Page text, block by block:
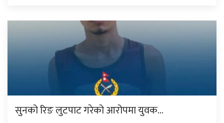
सुनको रिङ लुटपाट गरेको आरोपमा युवक…